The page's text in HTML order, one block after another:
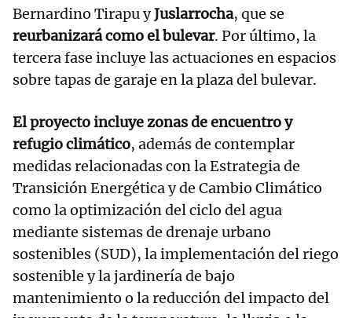
Bernardino Tirapu yJuslarrocha, que se
reurbanizará como el bulevar. Por último, la
tercera fase incluye las actuaciones en espacios
sobre tapas de garaje en la plaza del bulevar.
El proyecto incluye zonas de encuentro y
refugio climático, además de contemplar
medidas relacionadas con la Estrategia de
Transición Energética y de Cambio Climático
como la optimización del ciclo del agua
mediante sistemas de drenaje urbano
sostenibles (SUD), la implementación del riego
sostenible y la jardinería de bajo
mantenimiento o la reducción del impacto del